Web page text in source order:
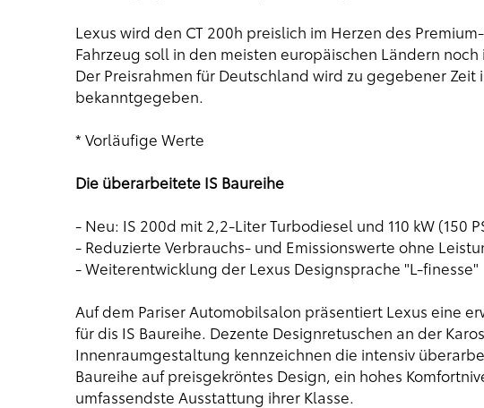
Lexus wird den CT 200h preislich im Herzen des
Fahrzeug soll in den meisten europäischen Ländern
Der Preisrahmen für Deutschland wird zu gegebener
bekanntgegeben.
* Vorläufige Werte
Die überarbeitete IS Baureihe
- Neu: IS 200d mit 2,2-Liter Turbodiesel und 110 kW (150
- Reduzierte Verbrauchs- und Emissionswerte ohne
- Weiterentwicklung der Lexus Designsprache "L-finesse"
Auf dem Pariser Automobilsalon präsentiert Lexus eine
für dis IS Baureihe. Dezente Designretuschen an der
Innenraumgestaltung kennzeichnen die intensiv
Baureihe auf preisgekröntes Design, ein hohes
umfassendste Ausstattung ihrer Klasse.